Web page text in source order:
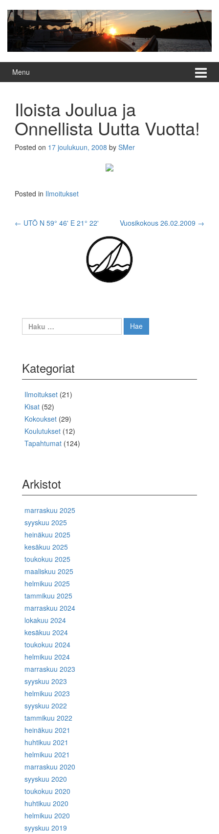
content
main
menu
Menu
Iloista Joulua ja
Onnellista Uutta Vuotta!
Posted on 17 joulukuun, 2008 by SMer
Posted in Ilmoitukset
Post
navigation
← UTÖ N 59° 46' E 21° 22' Vuosikokous 26.02.2009 →
Haku:
Kategoriat
Ilmoitukset (21)
Kisat (52)
Kokoukset (29)
Koulutukset (12)
Tapahtumat (124)
Arkistot
marraskuu 2025
syyskuu 2025
heinäkuu 2025
kesäkuu 2025
toukokuu 2025
maaliskuu 2025
helmikuu 2025
tammikuu 2025
marraskuu 2024
lokakuu 2024
kesäkuu 2024
toukokuu 2024
helmikuu 2024
marraskuu 2023
syyskuu 2023
helmikuu 2023
syyskuu 2022
tammikuu 2022
heinäkuu 2021
huhtikuu 2021
helmikuu 2021
marraskuu 2020
syyskuu 2020
toukokuu 2020
huhtikuu 2020
helmikuu 2020
syyskuu 2019